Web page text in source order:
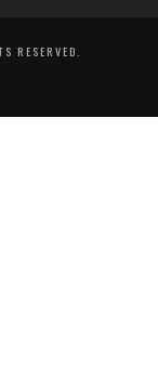
RESERVED.